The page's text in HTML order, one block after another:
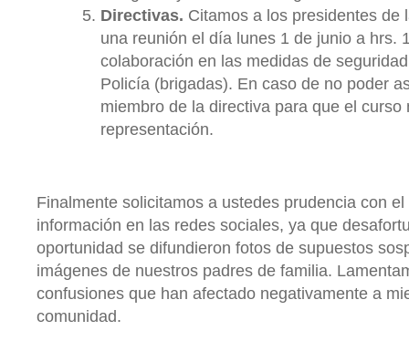
Directivas. Citamos a los presidentes de
una reunión el día lunes 1 de junio a hrs.
colaboración en las medidas de
Policía (brigadas). En caso de no poder
miembro de la directiva para que el curso
representación.
Finalmente solicitamos a ustedes prudencia con
información en las redes sociales, ya que
oportunidad se difundieron fotos de supuestos
imágenes de nuestros padres de familia.
confusiones que han afectado negativamente a
comunidad.